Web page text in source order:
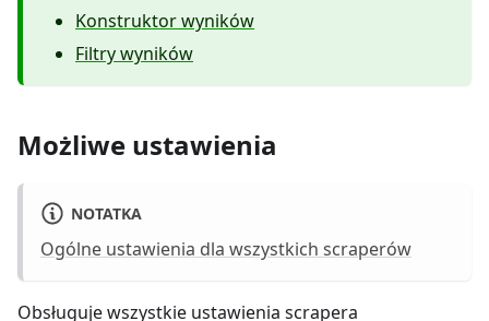
Konstruktor wyników
Filtry wyników
Możliwe ustawienia
NOTATKA
Ogólne ustawienia dla wszystkich scraperów
Obsługuje wszystkie ustawienia scrapera